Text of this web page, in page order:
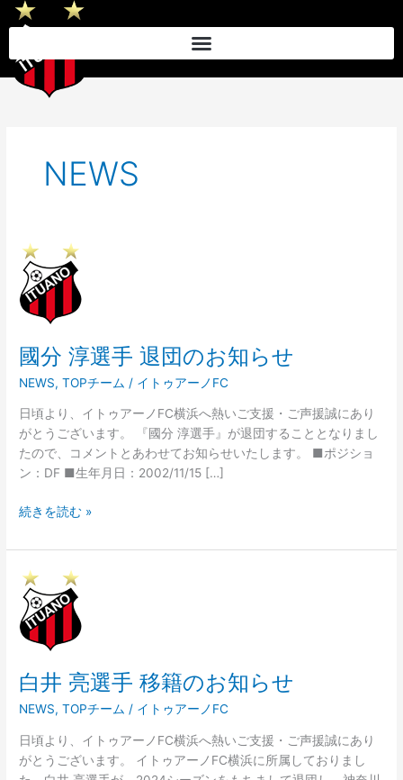
容
NEWS
國分 淳選手 退団のお知らせ
NEWS,TOPチーム / イトゥアーノFC
日頃より、イトゥアーノFC横浜へ熱いご支援・ご声援誠にあり
がとうございます。 『國分 淳選手』が退団することとなりまし
たので、コメントとあわせてお知らせいたします。 ■ポジショ
ン：DF ■生年月日：2002/11/15 […]
國
分
淳
選
退
団
の
お
知
ら
せ
続きを読む »
白井 亮選手 移籍のお知らせ
NEWS,TOPチーム / イトゥアーノFC
日頃より、イトゥアーノFC横浜へ熱いご支援・ご声援誠にあり
がとうございます。 イトゥアーノFC横浜に所属しておりまし
白
井
亮
選
移
籍
の
お
知
ら